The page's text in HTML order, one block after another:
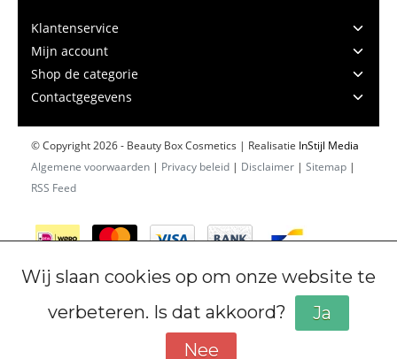
Klantenservice
Mijn account
Shop de categorie
Contactgegevens
© Copyright 2026 - Beauty Box Cosmetics | Realisatie InStijl Media
Algemene voorwaarden | Privacy beleid | Disclaimer | Sitemap |
RSS Feed
Wij slaan cookies op om onze website te
verbeteren. Is dat akkoord?
Ja
Nee